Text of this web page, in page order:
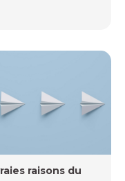
raisons du